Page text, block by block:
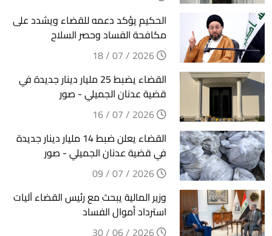
الحكيم يؤكد دعمه للقضاء ويشدد على
مكافحة الفساد وحصر السلاح
القضاء يضبط 25 مليار دينار جديدة في
قضية عدنان الجميلي - صور
القضاء يعلن ضبط 14 مليار دينار جديدة
في قضية عدنان الجميلي - صور
وزير المالية يبحث مع رئيس القضاء آليات
استرداد أموال الفساد